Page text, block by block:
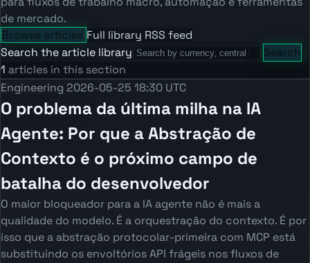
de mercado.
Browse articles Full library RSS feed
Search the article library
Search
1 articles in this section
Engineering 2026-05-25 18:30 UTC
O problema da última milha na IA
Agente: Por que a Abstração de
Contexto é o próximo campo de
batalha do desenvolvedor
O maior bloqueador para a IA agente não é mais a
qualidade do modelo. É a orquestração do contexto. É por
isso que a abstração protocolar-primeira com MCP está
substituindo os envoltórios API frágeis nos fluxos de